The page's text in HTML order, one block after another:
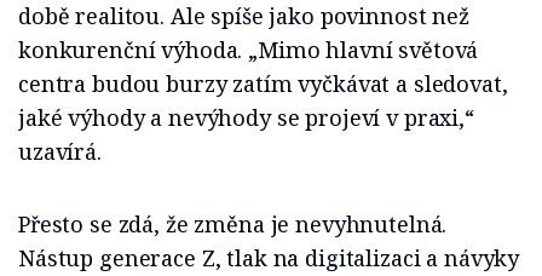
době realitou. Ale spíše jako povinnost než
konkurenční výhoda. „Mimo hlavní světová
centra budou burzy zatím vyčkávat a sledovat,
jaké výhody a nevýhody se projeví v praxi,“
uzavírá.
Přesto se zdá, že změna je nevyhnutelná.
Nástup generace Z, tlak na digitalizaci a návyky